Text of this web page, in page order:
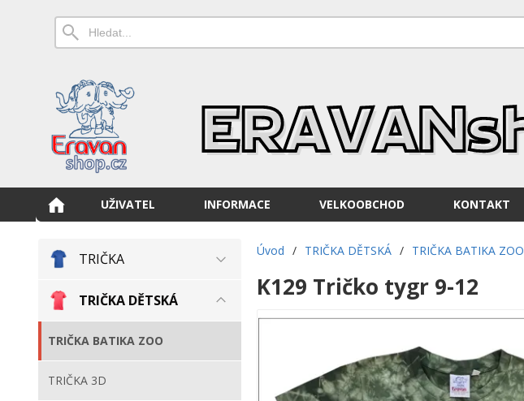
UŽIVATEL INFORMACE VELKOOBCHOD KONTAKT
TRIČKA
TRIČKA DĚTSKÁ
TRIČKA BATIKA ZOO
TRIČKA 3D
Úvod / TRIČKA DĚTSKÁ / TRIČKA BATIKA ZOO
K129 Tričko tygr 9-12